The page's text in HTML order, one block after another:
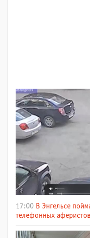
17:00 В Энгельсе
телефонных аферистов